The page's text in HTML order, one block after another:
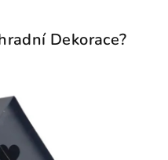
Dekorace?